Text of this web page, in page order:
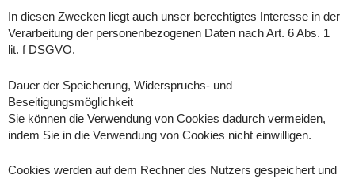
In diesen Zwecken liegt auch unser berechtigtes Interesse in der
Verarbeitung der personenbezogenen Daten nach Art. 6 Abs. 1
lit. f DSGVO.
Dauer der Speicherung, Widerspruchs- und
Beseitigungsmöglichkeit
Sie können die Verwendung von Cookies dadurch vermeiden,
indem Sie in die Verwendung von Cookies nicht einwilligen.
Cookies werden auf dem Rechner des Nutzers gespeichert und